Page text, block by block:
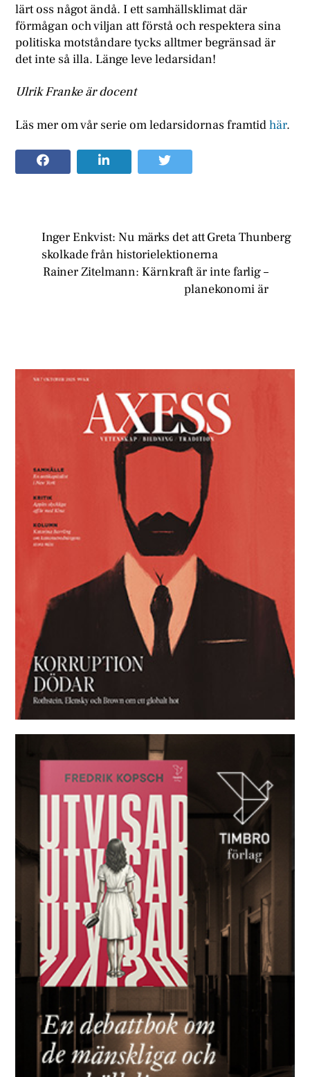
lärt oss något ändå. I ett samhällsklimat där
förmågan och viljan att förstå och respektera sina
politiska motståndare tycks alltmer begränsad är
det inte så illa. Länge leve ledarsidan!
Ulrik Franke är docent
Läs mer om vår serie om ledarsidornas framtidhär.
Inger Enkvist: Nu märks det att Greta Thunberg
skolkade från historielektionerna
Rainer Zitelmann: Kärnkraft är inte farlig –
planekonomi är